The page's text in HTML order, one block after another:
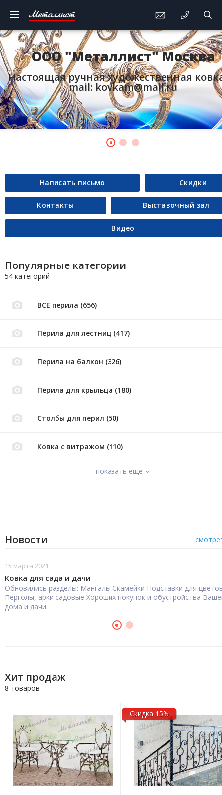
Металлист
ООО "Металлист" Москва
Настоящая ручная художественная
mail: kovkam@mail.ru
Написать письмо Cкидки
Контакты Выставочный зал
Видео
Популярные категории
54 категорий
ВСЕ перила (656)
Перила для лестниц (417)
Перила на балкон (326)
Перила для крыльца (180)
Столбы для перил (50)
Ковка с витражом (110)
показать еще
Новости
15 марта 2021
Ковка для сада и дачи
Обновились разделы: Мангалы Скамейки Подставки для
Перголы, арки садовые Хороших покупок и обустройства
дома и дачи.
Хит продаж
8 товаров
Скидка 15%